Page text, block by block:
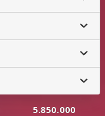
5.850.000